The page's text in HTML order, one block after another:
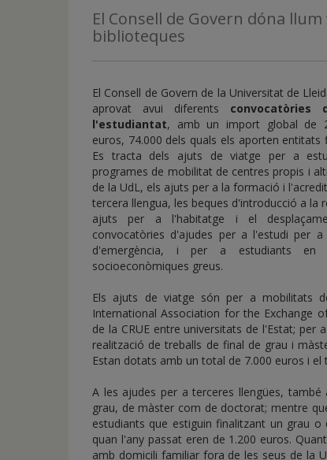
inicio
El Consell de Govern dóna
biblioteques
El Consell de Govern de la Universitat de
aprovat avui diferents convocatòries
l'estudiantat, amb un import global de
euros, 74.000 dels quals els aporten entitats
Es tracta dels ajuts de viatge per a
programes de mobilitat de centres propis i
de la UdL, els ajuts per a la formació i
tercera llengua, les beques d'introducció a la
ajuts per a l'habitatge i el
convocatòries d'ajudes per a l'estudi per a
d'emergència, i per a estudiants en
socioeconòmiques greus.
Els ajuts de viatge són per a mobilitats
International Association for the Exchange
de la CRUE entre universitats de l'Estat;
realització de treballs de final de grau i
Estan dotats amb un total de 7.000 euros i el
A les ajudes per a terceres llengües,
grau, de màster com de doctorat; mentre
estudiants que estiguin finalitzant un grau
quan l'any passat eren de 1.200 euros.
amb domicili familiar fora de les seus de la